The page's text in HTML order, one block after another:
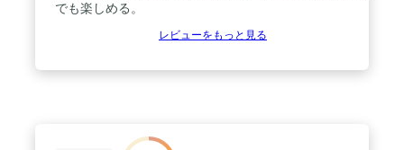
でも楽しめる。
レビューをもっと見る